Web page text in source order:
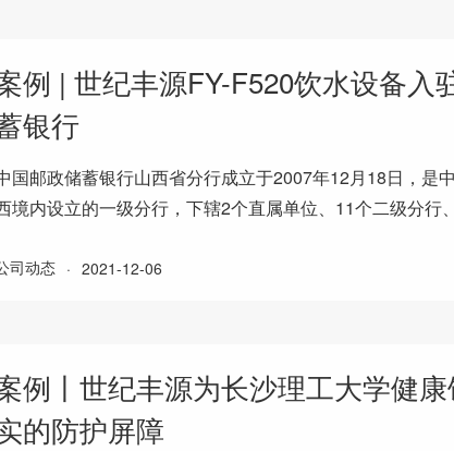
例 | 世纪丰源FY-F520饮水设备入
银行
国邮政储蓄银行山西省分行成立于2007年12月18日，是
境内设立的一级分行，下辖2个直属单位、11个二级分行
司动态 · 2021-12-06
例丨世纪丰源为长沙理工大学健
的防护屏障